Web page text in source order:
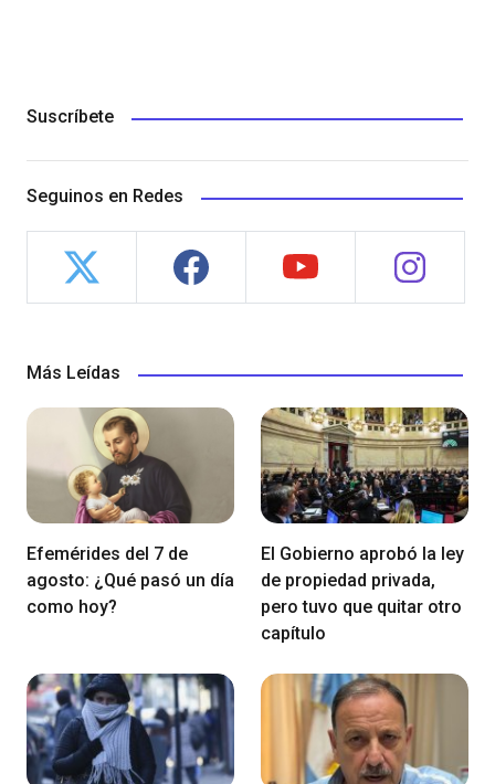
Suscríbete
Seguinos en Redes
Más Leídas
Efemérides del 7 de
agosto: ¿Qué pasó un día
como hoy?
El Gobierno aprobó la ley
de propiedad privada,
pero tuvo que quitar otro
capítulo